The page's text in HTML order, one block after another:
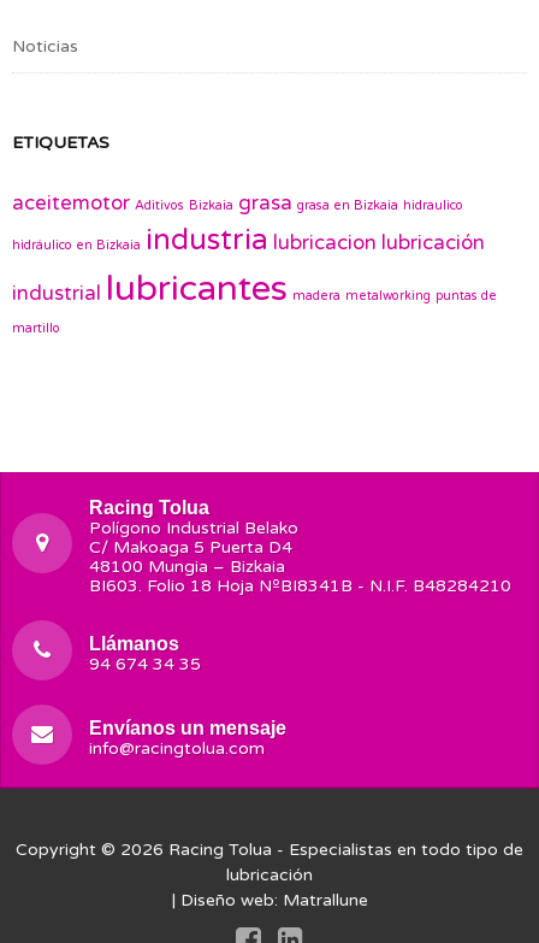
Noticias
ETIQUETAS
aceitemotor Aditivos Bizkaia grasa grasa en Bizkaia hidraulico
hidráulico en Bizkaia industria lubricacion lubricación
industrial lubricantes madera metalworking puntas de
martillo
Racing Tolua
Polígono Industrial Belako
C/ Makoaga 5 Puerta D4
48100 Mungia – Bizkaia
BI603. Folio 18 Hoja NºBI8341B - N.I.F. B48284210
Llámanos
94 674 34 35
Envíanos un mensaje
info@racingtolua.com
Copyright © 2026 Racing Tolua - Especialistas en todo tipo de
lubricación
| Diseño web: Matrallune